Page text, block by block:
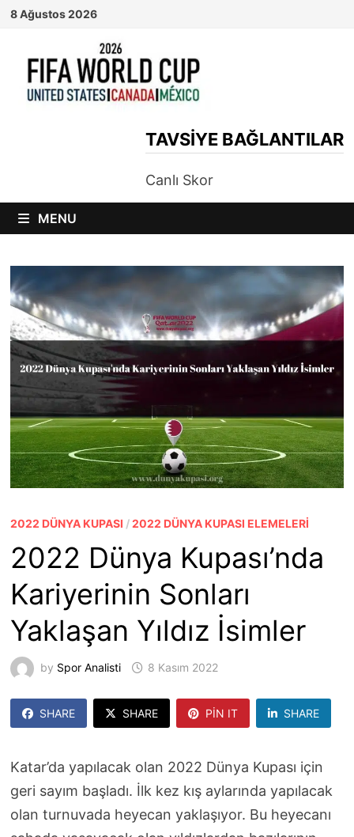
Skip
8 Ağustos 2026
TAVSIYE BAĞLANTILAR
Canlı Skor
MENU
2022 DÜNYA KUPASI /2022 DÜNYA KUPASI ELEMELERI
2022 Dünya Kupası’nda
Kariyerinin Sonları
Yaklaşan Yıldız İsimler
by Spor Analisti 8 Kasım 2022
SHARE SHARE PIN IT SHARE
Katar’da yapılacak olan 2022 Dünya Kupası için
geri sayım başladı. İlk kez kış aylarında yapılacak
olan turnuvada heyecan yaklaşıyor. Bu heyecanı